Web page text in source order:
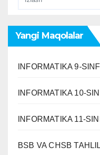
Yangi Maqolalar
INFORMATIKA 9-
INFORMATIKA 10-
INFORMATIKA 11-
BSB VA CHSB